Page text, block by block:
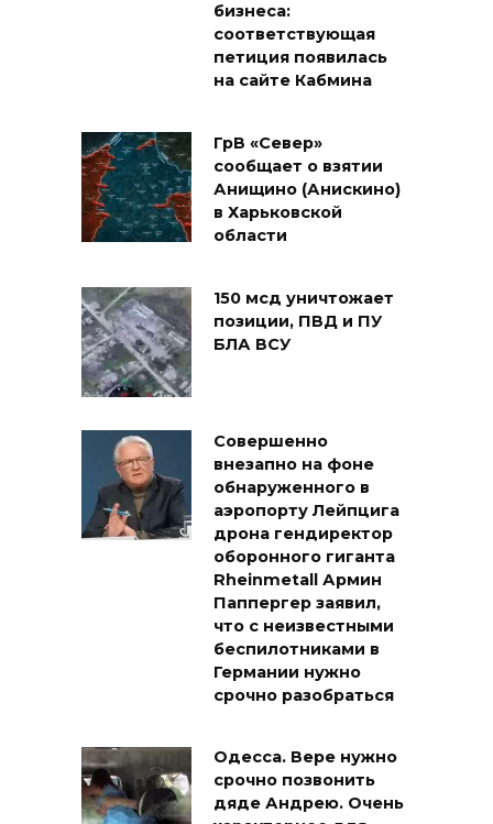
бизнеса:
соответствующая
петиция появилась
на сайте Кабмина
ГрВ «Север»
сообщает о взятии
Анищино (Анискино)
в Харьковской
области
150 мсд уничтожает
позиции, ПВД и ПУ
БЛА ВСУ
Совершенно
внезапно на фоне
обнаруженного в
аэропорту Лейпцига
дрона гендиректор
оборонного гиганта
Rheinmetall Армин
Паппергер заявил,
что с неизвестными
беспилотниками в
Германии нужно
срочно разобраться
Одесса. Вере нужно
срочно позвонить
дяде Андрею. Очень